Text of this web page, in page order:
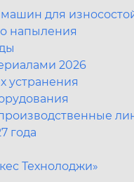
для
напыления
2026
устранения
года
Технолоджи»